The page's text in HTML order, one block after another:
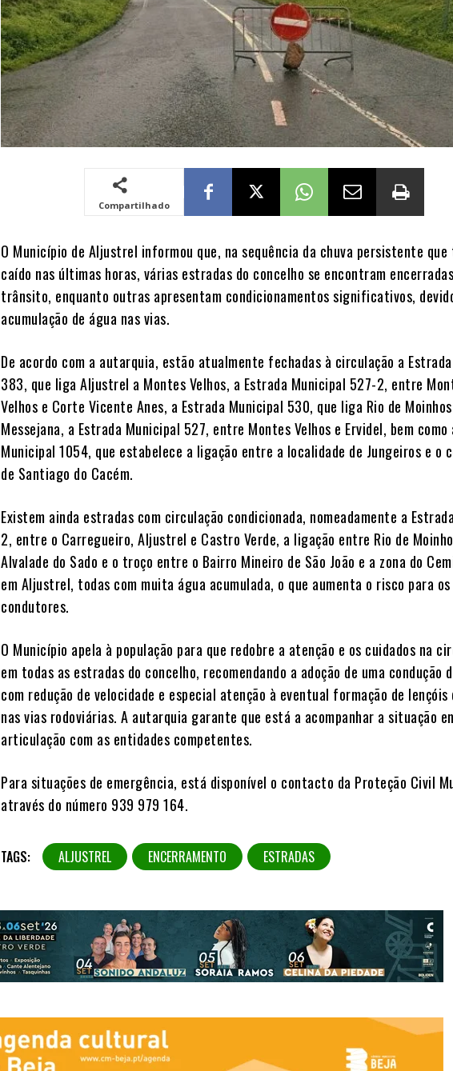
Compartilhado
O Município de Aljustrel informou que, na sequência da chuva persistente que
caído nas últimas horas, várias estradas do concelho se encontram
trânsito, enquanto outras apresentam condicionamentos significativos,
acumulação de água nas vias.
De acordo com a autarquia, estão atualmente fechadas à circulação a
383, que liga Aljustrel a Montes Velhos, a Estrada Municipal 527-2, entre
Velhos e Corte Vicente Anes, a Estrada Municipal 530, que liga Rio de
Messejana, a Estrada Municipal 527, entre Montes Velhos e Ervidel, bem como
Municipal 1054, que estabelece a ligação entre a localidade de Jungeiros e o
de Santiago do Cacém.
Existem ainda estradas com circulação condicionada, nomeadamente a
2, entre o Carregueiro, Aljustrel e Castro Verde, a ligação entre Rio de
Alvalade do Sado e o troço entre o Bairro Mineiro de São João e a zona do
em Aljustrel, todas com muita água acumulada, o que aumenta o risco para os
condutores.
O Município apela à população para que redobre a atenção e os cuidados na
em todas as estradas do concelho, recomendando a adoção de uma condução
com redução de velocidade e especial atenção à eventual formação de lençóis
nas vias rodoviárias. A autarquia garante que está a acompanhar a situação
articulação com as entidades competentes.
Para situações de emergência, está disponível o contacto da Proteção Civil
através do número 939 979 164.
TAGS: ALJUSTREL ENCERRAMENTO ESTRADAS